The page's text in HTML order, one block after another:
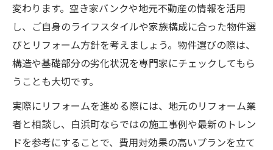
変わります。空き家バンクや地元不動産の情報を活用
し、ご自身のライフスタイルや家族構成に合った物件選
びとリフォーム方針を考えましょう。物件選びの際は、
構造や基礎部分の劣化状況を専門家にチェックしてもら
うことも大切です。
実際にリフォームを進める際には、地元のリフォーム業
者と相談し、白浜町ならではの施工事例や最新のトレン
ドを参考にすることで、費用対効果の高いプランを立て